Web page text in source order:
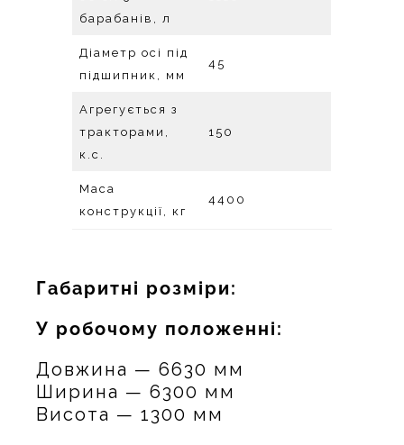
барабанів, л
Діаметр осі під
підшипник, мм
45
Агрегується з
тракторами,
к.с.
150
Маса
конструкції, кг
4400
Габаритні розміри:
У робочому положенні:
Довжина — 6630 мм
Ширина — 6300 мм
Висота — 1300 мм